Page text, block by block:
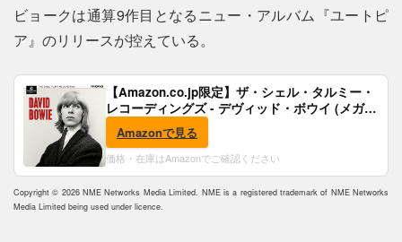
ビョークは通算9作目となるニュー・アルバム『ユートピ
ア』のリリースが控えている。
【Amazon.co.jp限定】ザ・シェル・タルミー・
レコーディングズ - デヴィッド・ボウイ (メガジ
ャケ付)
Amazonで見る
価格・在庫はAmazonでご確認ください
Copyright © 2026 NME Networks Media Limited. NME is a registered trademark of NME Networks
Media Limited being used under licence.